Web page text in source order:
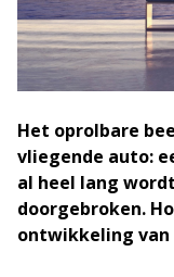
Het oprolbare
vliegende auto:
al heel lang
doorgebroken.
ontwikkeling van